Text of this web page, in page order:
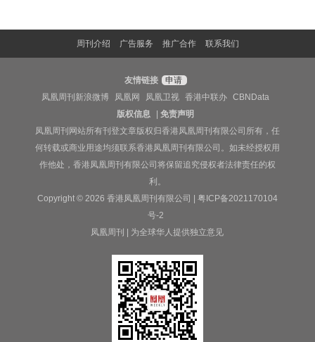
周刊介绍 广告服务 推广合作 联系我们
友情链接
申请
凤凰周刊新浪微博
凤凰网 凤凰卫视 香港中联办
CBNData
版权信息
|免责声明
凤凰周刊网站所有刊登文章版权归香港凤凰周刊有限公司所有，任
何转载或商业用途均须联系香港凤凰周刊有限公司。如未经授权用
作他处，香港凤凰周刊有限公司将保留追究侵权者法律责任的权
利。
Copyright © 2026 香港凤凰周刊有限公司 | 粤ICP备2021170104
号-2
凤凰周刊 | 为全球华人提供独立意见